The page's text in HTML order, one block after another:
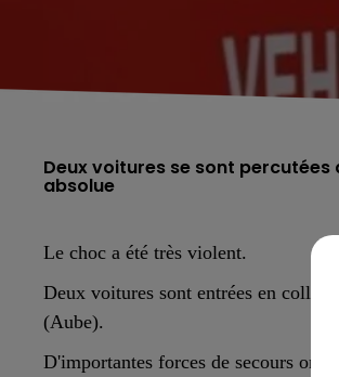
Deux voitures se sont
absolue
Le choc a été très violent.
Deux voitures sont entrées en
(Aube).
D'importantes forces de secours ont